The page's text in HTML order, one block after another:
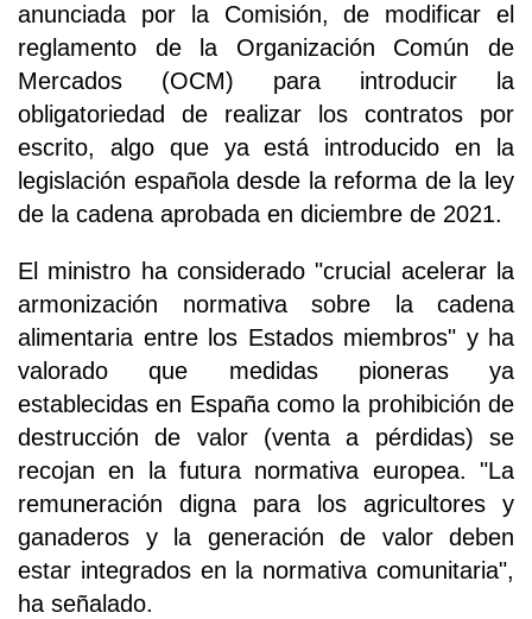
anunciada por la Comisión, de modificar el
reglamento de la Organización Común de
Mercados (OCM) para introducir la
obligatoriedad de realizar los contratos por
escrito, algo que ya está introducido en la
legislación española desde la reforma de la ley
de la cadena aprobada en diciembre de 2021.
El ministro ha considerado "crucial acelerar la
armonización normativa sobre la cadena
alimentaria entre los Estados miembros" y ha
valorado que medidas pioneras ya
establecidas en España como la prohibición de
destrucción de valor (venta a pérdidas) se
recojan en la futura normativa europea. "La
remuneración digna para los agricultores y
ganaderos y la generación de valor deben
estar integrados en la normativa comunitaria",
ha señalado.